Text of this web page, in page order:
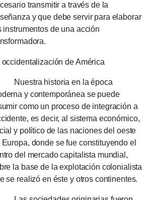
transmitir a través de la
y que debe servir para elaborar
instrumentos de una acción
occidentalización de América
historia en la época
y contemporánea se puede
como un proceso de integración a
es decir, al sistema económico,
y político de las naciones del oeste
Europa, donde se fue constituyendo el
del mercado capitalista mundial,
la base de la explotación colonialista
se realizó en éste y otros continentes.